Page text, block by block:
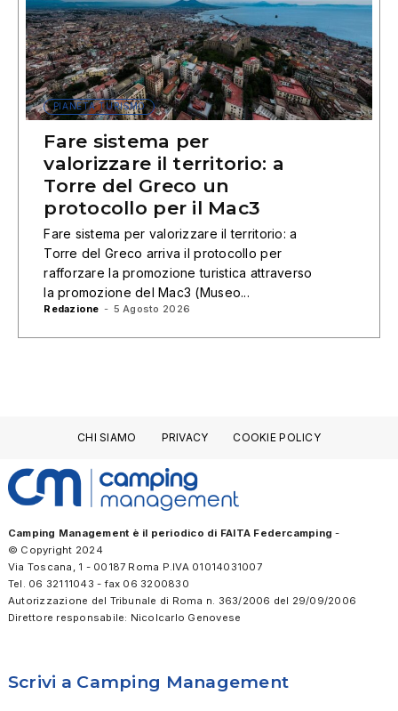
PIANETA TURISMO
Fare sistema per
valorizzare il territorio: a
Torre del Greco un
protocollo per il Mac3
Fare sistema per valorizzare il territorio: a
Torre del Greco arriva il protocollo per
rafforzare la promozione turistica attraverso
la promozione del Mac3 (Museo...
Redazione - 5 Agosto 2026
CHI SIAMO PRIVACY COOKIE POLICY
Camping Management è il periodico di FAITA Federcamping -
© Copyright 2024
Via Toscana, 1 - 00187 Roma P.IVA 01014031007
Tel. 06 32111043 - fax 06 3200830
Autorizzazione del Tribunale di Roma n. 363/2006 del 29/09/2006
Direttore responsabile: Nicolcarlo Genovese
Scrivi a Camping Management